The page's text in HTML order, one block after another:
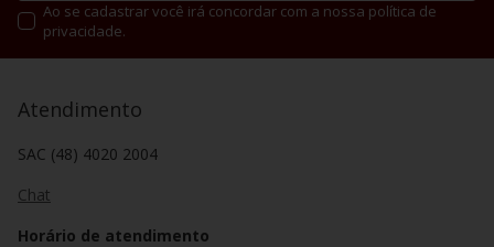
Ao se cadastrar você irá concordar com a nossa política de
privacidade.
Atendimento
SAC (48) 4020 2004
Chat
Horário de atendimento